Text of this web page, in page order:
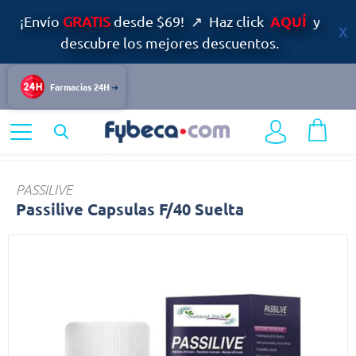
¡Envío GRATISdesde $69! ↗ Haz click AQUÍ y
descubre los mejores descuentos.
Farmacias 24H
Nutrición y Vitaminas Passilive
PASSILIVE
Passilive Capsulas F/40 Suelta